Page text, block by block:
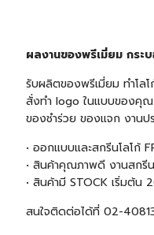
ผลงานของพรีเมี่ยม กระบ
รับผลิตของพรีเมี่ยม ทำโล
สั่งทำ logo ในแบบของคุ
ของชำร่วย ของแจก งานป
• ออกแบบและสกรีนโลโก้
• สินค้าคุณภาพดี งานสกรี
• สินค้ามี STOCK เริ่มต้น
สนใจติดต่อได้ที่ 02-